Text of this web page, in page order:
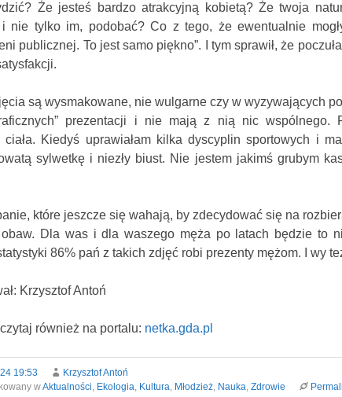
Że jesteś bardzo atrakcyjną kobietą? Że twoja
i nie tylko im, podobać? Co z tego, że ewentualnie
publicznej. To jest samo piękno”. I tym sprawił, że
są wysmakowane, nie wulgarne czy w wyzywających
prezentacji i nie mają z nią nic wspólnego.
ciała. Kiedyś uprawiałam kilka dyscyplin sportowych i
sylwetkę i niezły biust. Nie jestem jakimś grubym
które jeszcze się wahają, by zdecydować się na
Dla was i dla waszego męża po latach będzie to
86% pań z takich zdjęć robi prezenty mężom. I wy
Krzysztof Antoń
również na portalu: netka.gda.pl
19:53
Krzysztof Antoń
wAktualności, Ekologia, Kultura, Młodzież, Nauka, Zdrowie